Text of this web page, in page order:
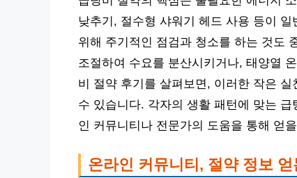
낮추기, 절수형 샤워기 헤드 사용 등이
위해 주기적인 점검과 청소를 하는 것도
조절하여 수요를 분산시키거나, 태양열
비 절약 후기를 살펴보면, 이러한 작은
수 있습니다. 각자의 생활 패턴에 맞는
인 커뮤니티나 전문가의 도움을 통해 얻
온라인 커뮤니티, 절약 정보 얻